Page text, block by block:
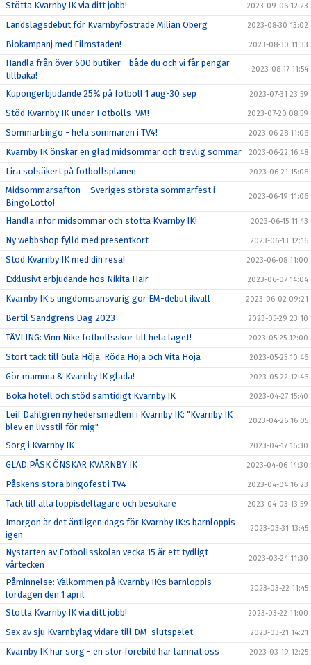
Stötta Kvarnby IK via ditt jobb! 2023-09-06 12:23
Landslagsdebut för Kvarnbyfostrade Milian Öberg 2023-08-30 13:02
Biokampanj med Filmstaden! 2023-08-30 11:33
Handla från över 600 butiker - både du och vi får pengar
tillbaka!
2023-08-17 11:54
Kupongerbjudande 25% på fotboll 1 aug-30 sep 2023-07-31 23:59
Stöd Kvarnby IK under Fotbolls-VM! 2023-07-20 08:59
Sommarbingo - hela sommaren i TV4! 2023-06-28 11:06
Kvarnby IK önskar en glad midsommar och trevlig sommar 2023-06-22 16:48
Lira solsäkert på fotbollsplanen 2023-06-21 15:08
Midsommarsafton – Sveriges största sommarfest i
BingoLotto!
2023-06-19 11:06
Handla inför midsommar och stötta Kvarnby IK! 2023-06-15 11:43
Ny webbshop fylld med presentkort 2023-06-13 12:16
Stöd Kvarnby IK med din resa! 2023-06-08 11:00
Exklusivt erbjudande hos Nikita Hair 2023-06-07 14:04
Kvarnby IK:s ungdomsansvarig gör EM-debut ikväll 2023-06-02 09:21
Bertil Sandgrens Dag 2023 2023-05-29 23:10
TÄVLING: Vinn Nike fotbollsskor till hela laget! 2023-05-25 12:00
Stort tack till Gula Höja, Röda Höja och Vita Höja 2023-05-25 10:46
Gör mamma & Kvarnby IK glada! 2023-05-22 12:46
Boka hotell och stöd samtidigt Kvarnby IK 2023-04-27 15:40
Leif Dahlgren ny hedersmedlem i Kvarnby IK: "Kvarnby IK
blev en livsstil för mig"
2023-04-26 16:05
Sorg i Kvarnby IK 2023-04-17 16:30
GLAD PÅSK ÖNSKAR KVARNBY IK 2023-04-06 14:30
Påskens stora bingofest i TV4 2023-04-04 16:23
Tack till alla loppisdeltagare och besökare 2023-04-03 13:59
Imorgon är det äntligen dags för Kvarnby IK:s barnloppis
igen
2023-03-31 13:45
Nystarten av Fotbollsskolan vecka 15 är ett tydligt
vårtecken
2023-03-24 11:30
Påminnelse: Välkommen på Kvarnby IK:s barnloppis
lördagen den 1 april
2023-03-22 11:45
Stötta Kvarnby IK via ditt jobb! 2023-03-22 11:00
Sex av sju Kvarnbylag vidare till DM-slutspelet 2023-03-21 14:21
Kvarnby IK har sorg - en stor förebild har lämnat oss 2023-03-19 12:25